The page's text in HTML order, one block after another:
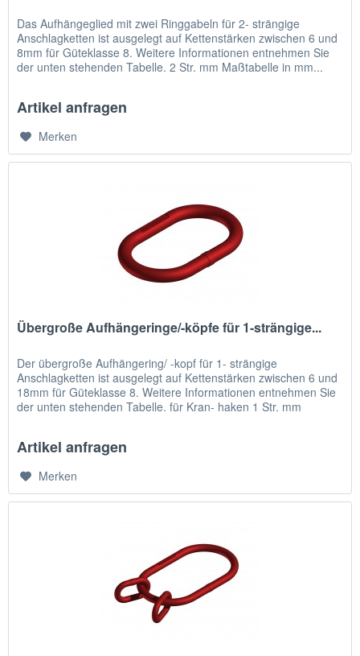
Das Aufhängeglied mit zwei Ringgabeln für 2- strängige
Anschlagketten ist ausgelegt auf Kettenstärken zwischen 6 und
8mm für Güteklasse 8. Weitere Informationen entnehmen Sie
der unten stehenden Tabelle. 2 Str. mm Maßtabelle in mm...
Artikel anfragen
Merken
Übergroße Aufhängeringe/-köpfe für 1-strängige...
Der übergroße Aufhängering/ -kopf für 1- strängige
Anschlagketten ist ausgelegt auf Kettenstärken zwischen 6 und
18mm für Güteklasse 8. Weitere Informationen entnehmen Sie
der unten stehenden Tabelle. für Kran- haken 1 Str. mm
Artikel anfragen
Merken